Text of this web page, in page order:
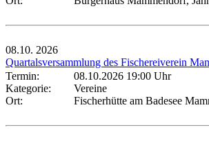
08.10. 2026
Quartalsversammlung des Fischereiverein
Termin:
08.10.2026 19:00 Uhr
Kategorie:
Vereine
Ort:
Fischerhütte am Badesee